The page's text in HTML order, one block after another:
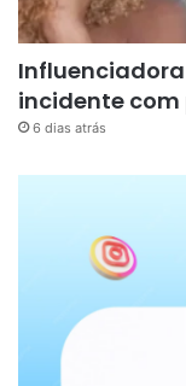
incidente
6 dias atrás